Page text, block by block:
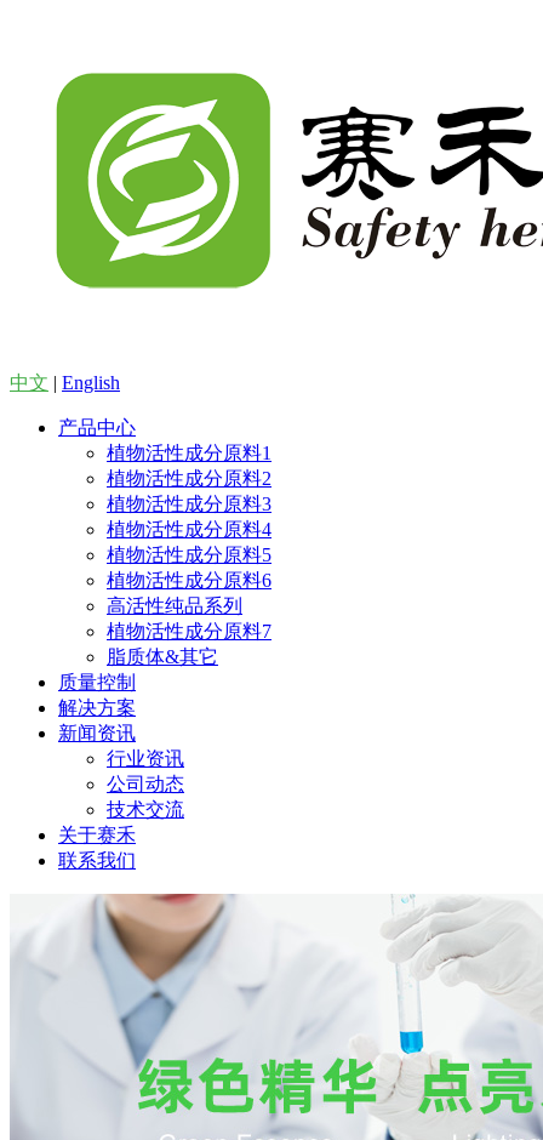
中文 | English
产品中心
植物活性成分原料1
植物活性成分原料2
植物活性成分原料3
植物活性成分原料4
植物活性成分原料5
植物活性成分原料6
高活性纯品系列
植物活性成分原料7
脂质体&其它
质量控制
解决方案
新闻资讯
行业资讯
公司动态
技术交流
关于赛禾
联系我们